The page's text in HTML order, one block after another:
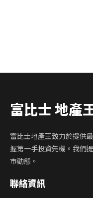
富比士 地產
富比士地產王致力於提供
握第一手投資先機。我們
市動態。
聯絡資訊